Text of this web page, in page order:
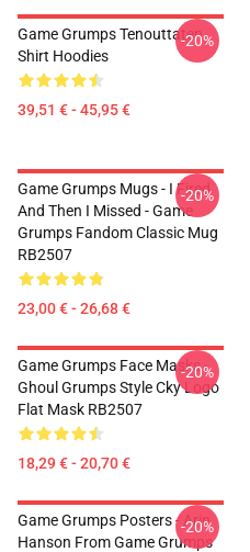
Game Grumps Tenouttaten
Shirt Hoodies
39,51 € - 45,95 €
-20%
Game Grumps Mugs - I Fired
And Then I Missed - Game
Grumps Fandom Classic Mug
RB2507
23,00 € - 26,68 €
-20%
Game Grumps Face Masks -
Ghoul Grumps Style Cky Logo
Flat Mask RB2507
18,29 € - 20,70 €
-20%
Game Grumps Posters - Arin
Hanson From Game Grumps
-20%